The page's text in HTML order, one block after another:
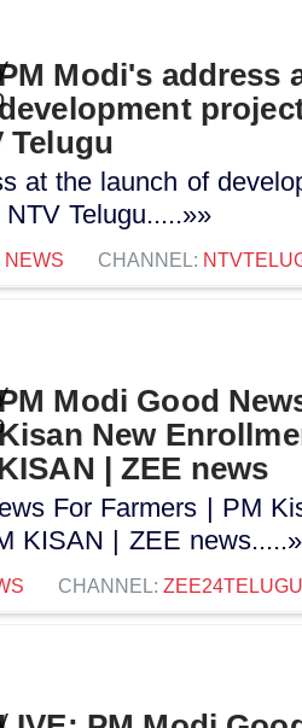
Modi's address
Telugu
at the launch of
Telugu.....»»
NEWS CHANNEL:
Modi Good
New
| ZEE news
For Farmers | PM
KISAN | ZEE
CHANNEL: